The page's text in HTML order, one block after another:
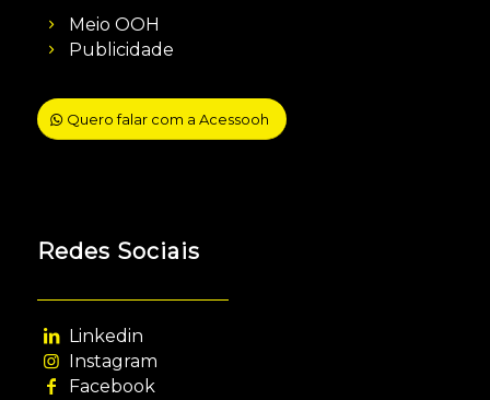
Meio OOH
Publicidade
Quero falar com a Acessooh
Redes Sociais
Linkedin
Instagram
Facebook